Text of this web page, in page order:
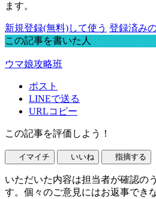
ます。
新規登録(無料)して使う 登録済み
この記事を書いた人
ウマ娘攻略班
ポスト
LINEで送る
URLコピー
この記事を評価しよう！
イマイチ いいね 指摘する
いただいた内容は担当者が確認の
す。個々のご意見にはお返事でき